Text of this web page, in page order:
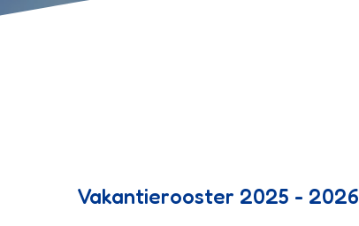
Vakantierooster 2025 - 2026